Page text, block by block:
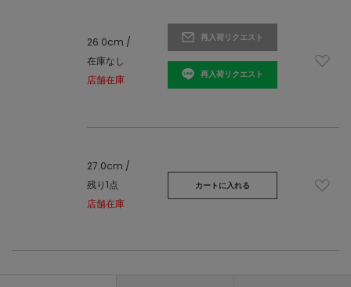
26.0cm /
在庫なし
店舗在庫
再入荷リクエスト
再入荷リクエスト
27.0cm /
残り1点
店舗在庫
カートに入れる